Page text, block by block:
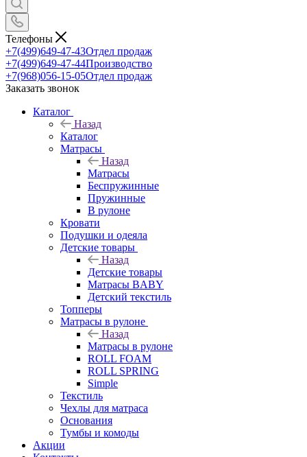
Телефоны
+7(499)649-47-43Отдел продаж
+7(499)649-47-44Производство
+7(968)056-15-05Отдел продаж
Заказать звонок
Каталог
Назад
Каталог
Матрасы
Назад
Матрасы
Беспружинные
Пружинные
В рулоне
Кровати
Подушки и одеяла
Детские товары
Назад
Детские товары
Матрасы BABY
Детский текстиль
Топперы
Матрасы в рулоне
Назад
Матрасы в рулоне
ROLL FOAM
ROLL SPRING
Simple
Текстиль
Чехлы для матраса
Основания
Тумбы и комоды
Акции